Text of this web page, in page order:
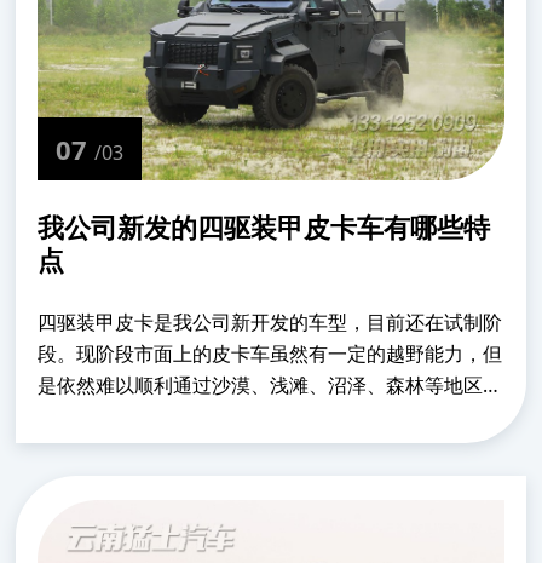
07/03
我公司新发的四驱装甲皮卡车有哪些特
点
四驱装甲皮卡是我公司新开发的车型，目前还在试制阶
段。现阶段市面上的皮卡车虽然有一定的越野能力，但
是依然难以顺利通过沙漠、浅滩、沼泽、森林等地区。
限制。这款可用于恶劣道路下货物运输、抢险救灾，